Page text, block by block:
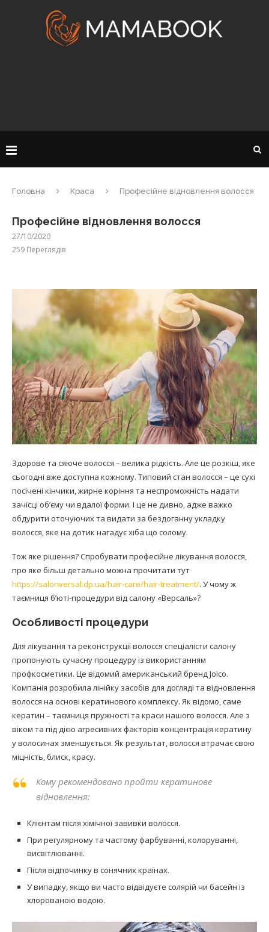
Головна Краса Професійне відновлення волосся
Професійне відновлення волосся
27/10/2020
259 Переглядів
Здорове та сяюче волосся – велика рідкість. Але це розкіш, яке
сьогодні вже доступна кожному. Типовий стан волосся – це сухі
посічені кінчики, жирне коріння та неспроможність надати
зачісці об’єму чи вдалої форми. І це не дивно, адже важко
обдурити оточуючих та видати за бездоганну укладку
волосся, яке на дотик нагадує хіба що солому.
Тож яке рішення? Спробувати професійне лікування волосся,
про яке більш детально можна прочитати тут
https://salonversal.dp.ua/hair-care/hair-treatment/. У чому ж
таємниця б’юті-процедури від салону «Версаль»?
Особливості процедури
Для лікування та реконструкції волосся спеціалісти салону
пропонують сучасну процедуру із використанням
профкосметики. Це відомий американський бренд Joico.
Компанія розробила лінійку засобів для догляді та відновлення
волосся на основі кератинового комплексу. Як відомо, саме
кератин – таємниця пружності та краси нашого волосся. Але з
віком та під дією агресивних факторів концентрація кератину
у волосинах зменшується. Як результат, волосся втрачає свою
міцність, блиск, красу.
Кому рекомендовано пройти кератинове
відновлення:
Клієнтам після хімічної завивки волосся.
При регулярному та частому фарбуванні, колоруванні,
висвітлюванні.
Після відпочинку в сонячних країнах.
У випадку, якщо ви часто відвідуєте солярій чи басейн із
хлорованою водою.